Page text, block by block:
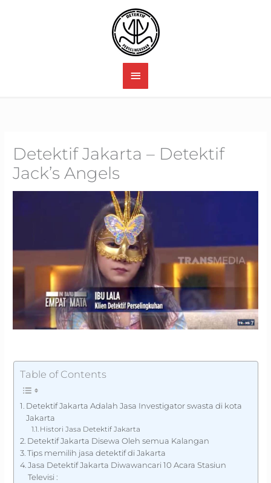
MAIN
Detektif Jakarta – Detektif
Jack’s Angels
Table of Contents
Detektif Jakarta Adalah Jasa Investigator swasta di kota
Jakarta
Histori Jasa Detektif Jakarta
Detektif Jakarta Disewa Oleh semua Kalangan
Tips memilih jasa detektif di Jakarta
Jasa Detektif Jakarta Diwawancari 10 Acara Stasiun
Televisi :